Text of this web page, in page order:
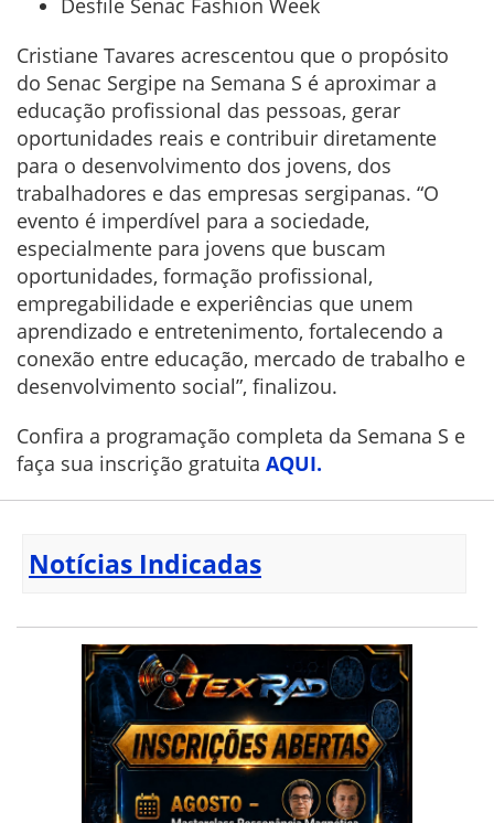
Desfile Senac Fashion Week
Cristiane Tavares acrescentou que o propósito
do Senac Sergipe na Semana S é aproximar a
educação profissional das pessoas, gerar
oportunidades reais e contribuir diretamente
para o desenvolvimento dos jovens, dos
trabalhadores e das empresas sergipanas. “O
evento é imperdível para a sociedade,
especialmente para jovens que buscam
oportunidades, formação profissional,
empregabilidade e experiências que unem
aprendizado e entretenimento, fortalecendo a
conexão entre educação, mercado de trabalho e
desenvolvimento social”, finalizou.
Confira a programação completa da Semana S e
faça sua inscrição gratuita AQUI.
Notícias Indicadas